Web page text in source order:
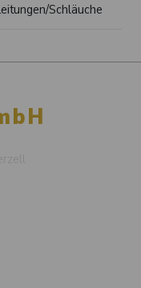
Schläuche